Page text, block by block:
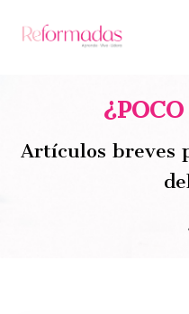
Artículos breves